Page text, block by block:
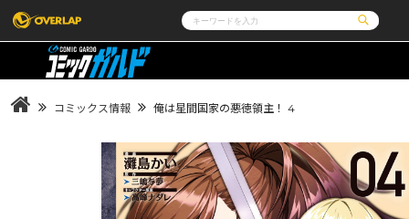
コミック
LiQulle
ライトノベル
ノベルスf
ポケットモンスター
アニメ
ゲーム
オーバーラップ広報室
企業
会社概要
採用情報
アクセス
オーバーラップホールディングス
オーバーラップ文庫 オーバーラップノベルス
コミックス情報 俺は星間国家の悪徳領主！ 4